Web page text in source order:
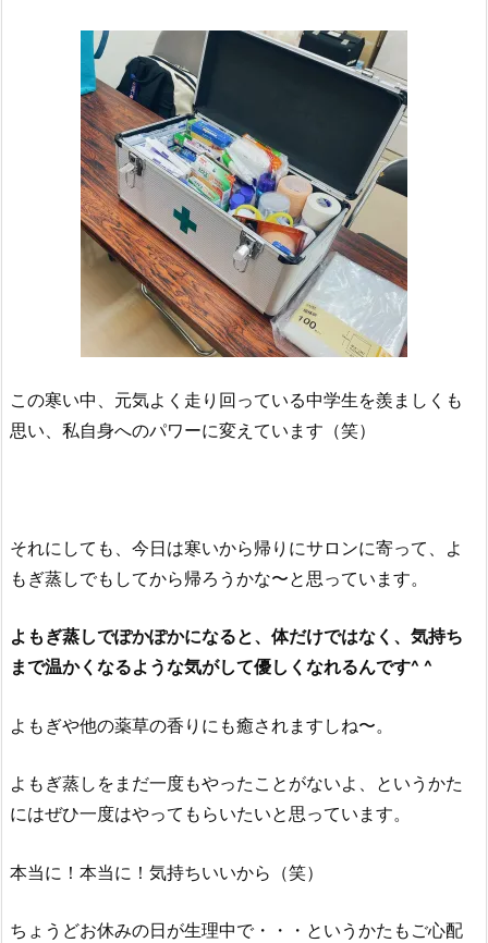
この寒い中、元気よく走り回っている中学生を羨ましくも
思い、私自身へのパワーに変えています（笑）
それにしても、今日は寒いから帰りにサロンに寄って、よ
もぎ蒸しでもしてから帰ろうかな〜と思っています。
よもぎ蒸しでぽかぽかになると、体だけではなく、気持ち
まで温かくなるような気がして優しくなれるんです^ ^
よもぎや他の薬草の香りにも癒されますしね〜。
よもぎ蒸しをまだ一度もやったことがないよ、というかた
にはぜひ一度はやってもらいたいと思っています。
本当に！本当に！気持ちいいから（笑）
ちょうどお休みの日が生理中で・・・というかたもご心配